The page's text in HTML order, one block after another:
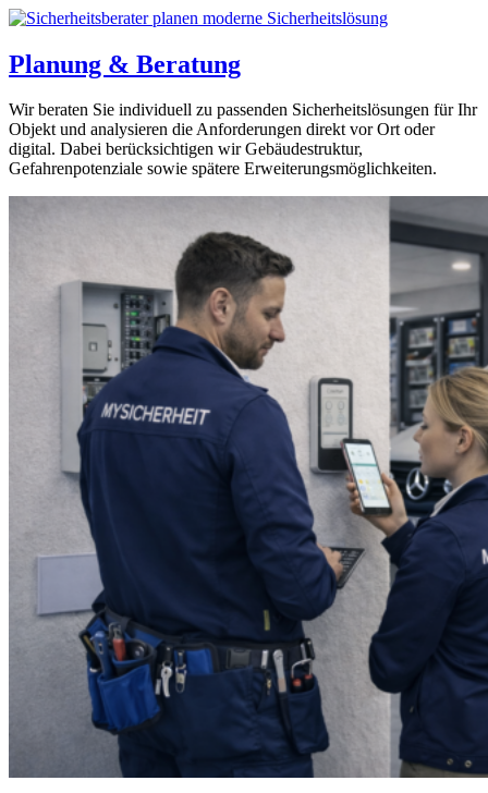
Planung & Beratung
Wir beraten Sie individuell zu passenden Sicherheitslösungen für Ihr
Objekt und analysieren die Anforderungen direkt vor Ort oder
digital. Dabei berücksichtigen wir Gebäudestruktur,
Gefahrenpotenziale sowie spätere Erweiterungsmöglichkeiten.